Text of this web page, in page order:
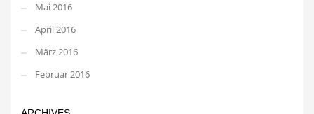
Mai 2016
April 2016
März 2016
Februar 2016